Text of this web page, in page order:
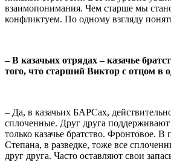
взаимопонимания. Чем старше мы
конфликтуем. По одному взгляду
– В казачьих отрядах – казачье
того, что старший Виктор с отцом в
– Да, в казачьих БАРСах,
сплоченные. Друг друга
только казачье братство. Фронтовое. В
Степана, в разведке, тоже все
друг друга. Часто оставляют свои